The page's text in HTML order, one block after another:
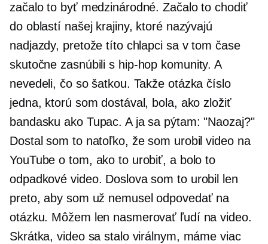
začalo to byť medzinárodné. Začalo to chodiť
do oblastí našej krajiny, ktoré nazývajú
nadjazdy, pretože títo chlapci sa v tom čase
skutočne zasnúbili s hip-hop komunity. A
nevedeli, čo so šatkou. Takže otázka číslo
jedna, ktorú som dostával, bola, ako zložiť
bandasku ako Tupac. A ja sa pýtam: "Naozaj?"
Dostal som to natoľko, že som urobil video na
YouTube o tom, ako to urobiť, a bolo to
odpadkové video. Doslova som to urobil len
preto, aby som už nemusel odpovedať na
otázku. Môžem len nasmerovať ľudí na video.
Skrátka, video sa stalo virálnym, máme viac